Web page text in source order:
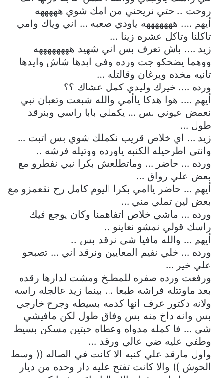
روحت .. حتي تريحني من امك شوي هههههه
أيهم …. هههههههه ياودي صعبه … اني وياك وامي
تاكلنا وتاكل عشره زينا …
زيد …. باش تعرف بس اني شهيد ههههههههه
ووهما يضحكو جت ورده وفي ايدها شاش وايدها
تانيه مخده ويرغان وقالتله …
ورده …. خيرك وليدي كمل عشاك ؟؟
أيهم …. هوا هدكا ياأمي والله شبعت وتعبان نبي
نغمض عيوني بس … يكملي بابا راسي وبنرقد
طول …
زيد … اي خلاص قريب نكملك شوي بس اتبت …
وانتي اطرحيله الكنبه ياورده ووتيله فرشه ..
ورده … حاضر … وماتطلعش بكرا نبي نفطرو مع
بعض علي رواق …
أيهم … حاضر ياامي بكرا اليوم كامل رح نقعمزو مع
بعض لين تملي مني …
ورده … ماشي خلاص اتفاهمنا وكان يوجع فيك
راسك قولي نمشو نعاينو ..
أيهم … والله مافيا شي نرقد بس ..
ورده … خلي نقيم المعايين ونرقد اني … تصبحو
علي خير …
ورفعت ورده صفره للمطبخ ومشت لدارها رقده
بعد ماوتتله فراشه طبعا … بينما زيد عالجله راسه
ولانه دكتور عرف انها كدمه بسيطه وجرح خارجي
بس وانه داخ منه بس وفاق طول لكن مافيشي
شي … فا كمله مدواه وعطاه حبتين مسكن بسيط
وطفي عليه ضي عالي ورقد …
واول مارقد علي كنبه الا كانت في الصاله (( وسط
الحوش )) والا كانت تفتح عليه دار وحده من ديار